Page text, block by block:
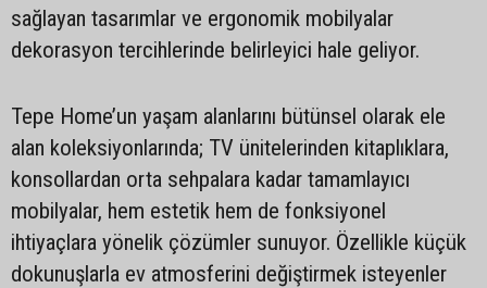
sağlayan tasarımlar ve ergonomik mobilyalar
dekorasyon tercihlerinde belirleyici hale geliyor.
Tepe Home’un yaşam alanlarını bütünsel olarak ele
alan koleksiyonlarında; TV ünitelerinden kitaplıklara,
konsollardan orta sehpalara kadar tamamlayıcı
mobilyalar, hem estetik hem de fonksiyonel
ihtiyaçlara yönelik çözümler sunuyor. Özellikle küçük
dokunuşlarla ev atmosferini değiştirmek isteyenler